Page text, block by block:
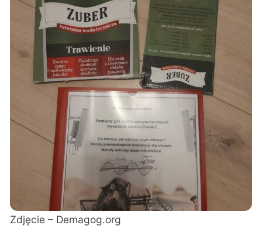
Zdjęcie – Demagog.org